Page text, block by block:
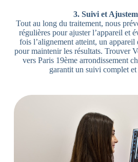
3. Suivi et
Tout au long du traitement, nous
régulières pour ajuster l’appareil et
fois l’alignement atteint, un appareil
pour maintenir les résultats. Trouver
vers Paris 19ème arrondissement
garantit un suivi complet et